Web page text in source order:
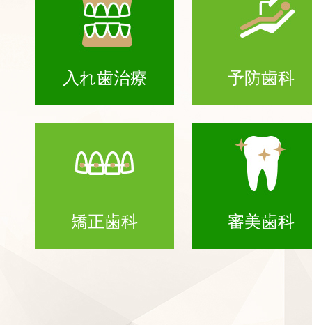
入れ歯治療 予防歯科
矯正歯科 審美歯科